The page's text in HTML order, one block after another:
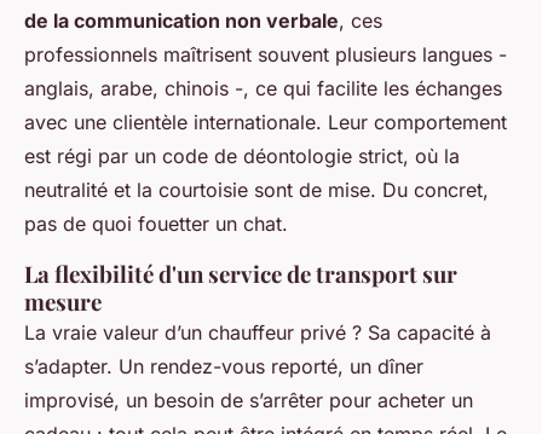
de la communication non verbale, ces
professionnels maîtrisent souvent plusieurs langues -
anglais, arabe, chinois -, ce qui facilite les échanges
avec une clientèle internationale. Leur comportement
est régi par un code de déontologie strict, où la
neutralité et la courtoisie sont de mise. Du concret,
pas de quoi fouetter un chat.
La flexibilité d'un service de transport sur
mesure
La vraie valeur d’un chauffeur privé ? Sa capacité à
s’adapter. Un rendez-vous reporté, un dîner
improvisé, un besoin de s’arrêter pour acheter un